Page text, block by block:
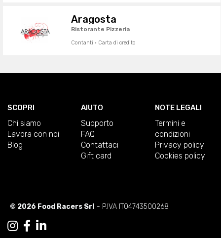
Aragosta
Ristorante Pizzeria
Contanti · Carta di credito
SCOPRI
Chi siamo
Lavora con noi
Blog
AIUTO
Supporto
FAQ
Contattaci
Gift card
NOTE LEGALI
Termini e
condizioni
Privacy policy
Cookies policy
© 2026 Food Racers Srl - P.IVA IT04743500268